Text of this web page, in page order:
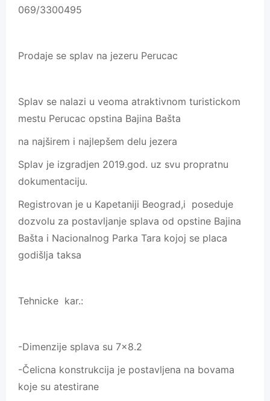
069/3300495
Prodaje se splav na jezeru Perucac
Splav se nalazi u veoma atraktivnom turistickom
mestu Perucac opstina Bajina Bašta
na najširem i najlepšem delu jezera
Splav je izgradjen 2019.god. uz svu propratnu
dokumentaciju.
Registrovan je u Kapetaniji Beograd,i poseduje
dozvolu za postavljanje splava od opstine Bajina
Bašta i Nacionalnog Parka Tara kojoj se placa
godišlja taksa
Tehnicke kar.:
-Dimenzije splava su 7×8.2
-Čelicna konstrukcija je postavljena na bovama
koje su atestirane